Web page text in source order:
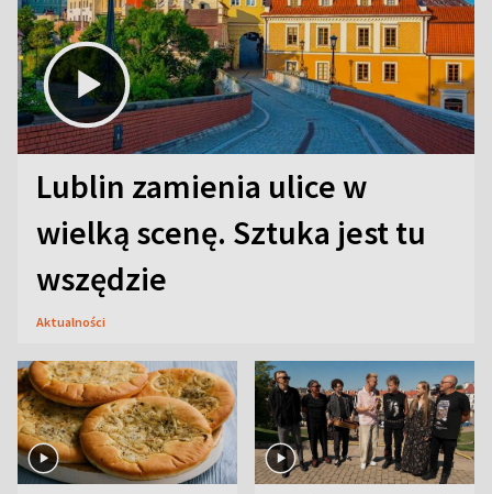
Lublin zamienia ulice w
wielką scenę. Sztuka jest tu
wszędzie
Aktualności